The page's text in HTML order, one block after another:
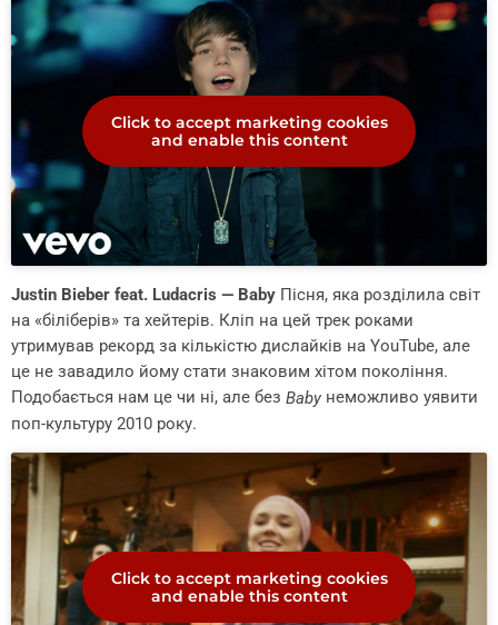
Click to accept marketing cookies
and enable this content
Justin Bieber feat. Ludacris — Baby Пісня, яка розділила світ
на «біліберів» та хейтерів. Кліп на цей трек роками
утримував рекорд за кількістю дислайків на YouTube, але
це не завадило йому стати знаковим хітом покоління.
Подобається нам це чи ні, але без Baby неможливо уявити
поп-культуру 2010 року.
Click to accept marketing cookies
and enable this content